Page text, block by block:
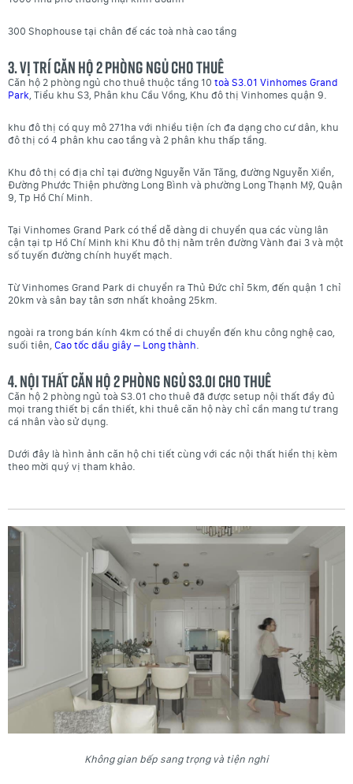
300 Shophouse tại chân đế các toà nhà cao tầng
3. Vị trí căn hộ 2 phòng ngủ cho thuê
Căn hộ 2 phòng ngủ cho thuê thuộc tầng 10 toà S3.01 Vinhomes Grand
Park, Tiểu khu S3, Phân khu Cầu Vồng, Khu đô thị Vinhomes quận 9.
khu đô thị có quy mô 271ha với nhiều tiện ích đa dạng cho cư dân, khu
đô thị có 4 phân khu cao tầng và 2 phân khu thấp tầng.
Khu đô thị có địa chỉ tại đường Nguyễn Văn Tăng, đường Nguyễn Xiển,
Đường Phước Thiện phường Long Bình và phường Long Thạnh Mỹ, Quận
9, Tp Hồ Chí Minh.
Tại Vinhomes Grand Park có thể dễ dàng di chuyển qua các vùng lân
cận tại tp Hồ Chí Minh khi Khu đô thị nằm trên đường Vành đai 3 và một
số tuyến đường chính huyết mạch.
Từ Vinhomes Grand Park di chuyển ra Thủ Đức chỉ 5km, đến quận 1 chỉ
20km và sân bay tân sơn nhất khoảng 25km.
ngoài ra trong bán kính 4km có thể di chuyển đến khu công nghệ cao,
suối tiên, Cao tốc dầu giây – Long thành.
4. Nội thất căn hộ 2 phòng ngủ S3.01 cho thuê
Căn hộ 2 phòng ngủ toà S3.01 cho thuê đã được setup nội thất đầy đủ
mọi trang thiết bị cần thiết, khi thuê căn hộ này chỉ cần mang tư trang
cá nhân vào sử dụng.
Dưới đây là hình ảnh căn hộ chi tiết cùng với các nội thất hiển thị kèm
theo mời quý vị tham khảo.
Không gian bếp sang trọng và tiện nghi